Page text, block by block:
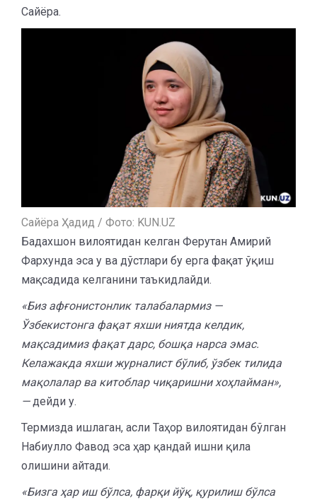
Сайёра.
Сайёра Ҳадид / Фото: KUN.UZ
Бадахшон вилоятидан келган Ферутан Амирий
Фархунда эса у ва дўстлари бу ерга фақат ўқиш
мақсадида келганини таъкидлайди.
«Биз афғонистонлик талабалармиз —
Ўзбекистонга фақат яхши ниятда келдик,
мақсадимиз фақат дарс, бошқа нарса эмас.
Келажакда яхши журналист бўлиб, ўзбек тилида
мақолалар ва китоблар чиқаришни хоҳлайман»,
—дейди у.
Термизда ишлаган, асли Таҳор вилоятидан бўлган
Набиулло Фавод эса ҳар қандай ишни қила
олишини айтади.
«Бизга ҳар иш бўлса, фарқи йўқ, қурилиш бўлса